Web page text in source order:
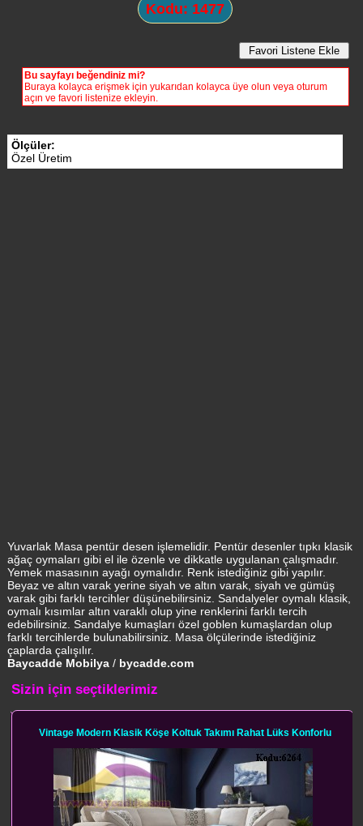
Kodu: 1477
Bu sayfayı beğendiniz mi?
Buraya kolayca erişmek için yukarıdan kolayca üye olun veya oturum
açın ve favori listenize ekleyin.
Ölçüler:
Özel Üretim
Yuvarlak Masa pentür desen işlemelidir. Pentür desenler tıpkı klasik
ağaç oymaları gibi el ile özenle ve dikkatle uygulanan çalışmadır.
Yemek masasının ayağı oymalıdır. Renk istediğiniz gibi yapılır.
Beyaz ve altın varak yerine siyah ve altın varak, siyah ve gümüş
varak gibi farklı tercihler düşünebilirsiniz. Sandalyeler oymalı klasik,
oymalı kısımlar altın varaklı olup yine renklerini farklı tercih
edebilirsiniz. Sandalye kumaşları özel goblen kumaşlardan olup
farklı tercihlerde bulunabilirsiniz. Masa ölçülerinde istediğiniz
çaplarda çalışılır.
Baycadde Mobilya/ bycadde.com
Sizin için seçtiklerimiz
Vintage Modern Klasik Köşe Koltuk Takımı Rahat Lüks Konforlu